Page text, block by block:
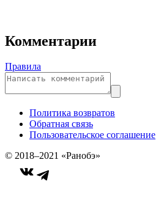
Комментарии
Правила
Политика возвратов
Обратная связь
Пользовательское соглашение
© 2018–2021 «Ранобэ»